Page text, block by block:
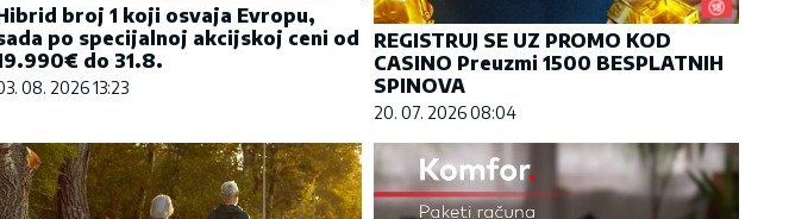
broj 1 koji osvaja Evropu,
po specijalnoj akcijskoj ceni od
do 31.8.
08. 2026 13:23
REGISTRUJ SE UZ PROMO KOD
CASINO Preuzmi 1500 BESPLATNIH
SPINOVA
20. 07. 2026 08:04